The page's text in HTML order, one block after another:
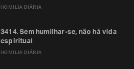
HOMILIA DIÁRIA
HOMILIA DIÁRIA
3414. Sem humilhar-se, não há vida
espiritual